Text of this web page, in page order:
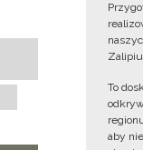
To
aby